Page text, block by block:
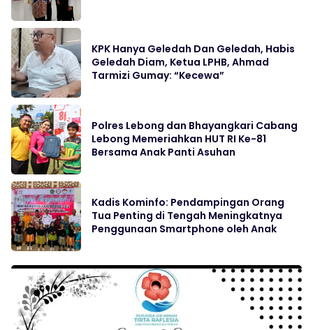
KPK Hanya Geledah Dan Geledah, Habis
Geledah Diam, Ketua LPHB, Ahmad
Tarmizi Gumay: “Kecewa”
Polres Lebong dan Bhayangkari Cabang
Lebong Memeriahkan HUT RI Ke-81
Bersama Anak Panti Asuhan
Kadis Kominfo: Pendampingan Orang
Tua Penting di Tengah Meningkatnya
Penggunaan Smartphone oleh Anak